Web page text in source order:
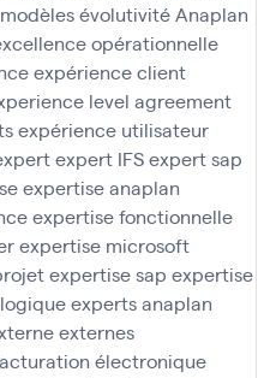
évolutivité Anaplan
opérationnelle
expérience client
level agreement
expérience utilisateur
expert IFSexpert sap
expertise anaplan
expertise fonctionnelle
expertise microsoft
expertise sap expertise
experts anaplan
externes
électronique